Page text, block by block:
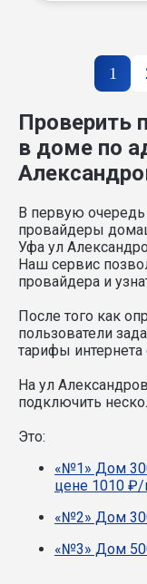
1
Проверить
в доме по
В первую
провайдеры
Уфа ул
Наш сервис
провайдера и
После того как
пользователи
тарифы интернета
На ул
подключить
Это:
«№1» Дом
цене 1010
«№2» Дом
«№3» Дом